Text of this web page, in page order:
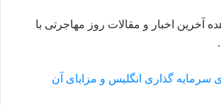
آخرین اخبار و مقالات روز مهاجرتی با
سرمایه گذاری انگلیس و مزایای آن